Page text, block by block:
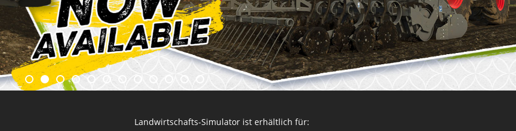
Landwirtschafts-Simulator ist erhältlich für: